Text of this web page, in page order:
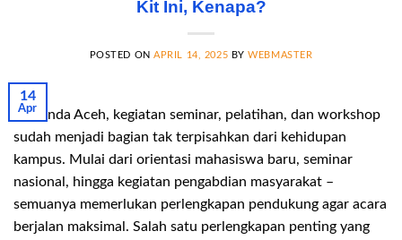
Kit Ini, Kenapa?
POSTED ONAPRIL 14, 2025 BYWEBMASTER
14
Apr
Di Banda Aceh, kegiatan seminar, pelatihan, dan workshop
sudah menjadi bagian tak terpisahkan dari kehidupan
kampus. Mulai dari orientasi mahasiswa baru, seminar
nasional, hingga kegiatan pengabdian masyarakat –
semuanya memerlukan perlengkapan pendukung agar acara
berjalan maksimal. Salah satu perlengkapan penting yang